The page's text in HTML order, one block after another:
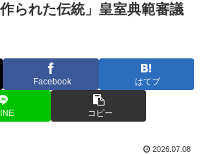
作られた伝統」皇室典範審議
Facebook はてブ
コピー
2026.07.08